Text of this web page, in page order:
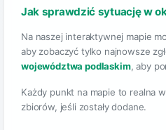
Jak sprawdzić sytuację w
Na naszej interaktywnej mapie
aby zobaczyć tylko najnowsze
województwa podlaskim, aby
Każdy punkt na mapie to realna
zbiorów, jeśli zostały dodane.